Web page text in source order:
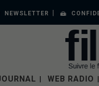
NEWSLETTER
WEB RADIO